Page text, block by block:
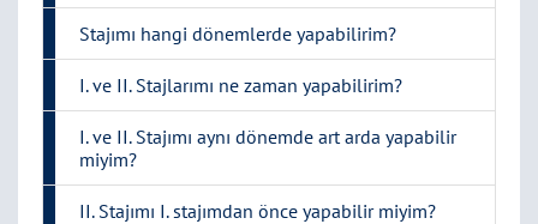
Stajımı hangi dönemlerde yapabilirim?
I. ve II. Stajlarımı ne zaman yapabilirim?
I. ve II. Stajımı aynı dönemde art arda yapabilir
miyim?
II. Stajımı I. stajımdan önce yapabilir miyim?